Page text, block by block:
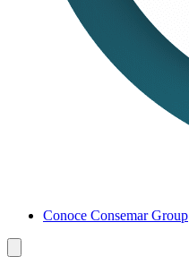
Conoce Consemar Group